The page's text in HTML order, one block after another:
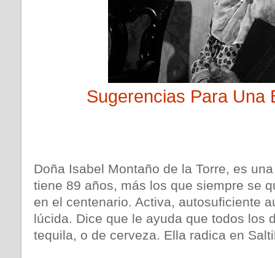
Sugerencias Para
Doña Isabel Montaño de la Torre, es
tiene 89 años, más los que siempre se
en el centenario. Activa, autosuficiente
lúcida. Dice que le ayuda que todos los
tequila, o de cerveza. Ella radica en